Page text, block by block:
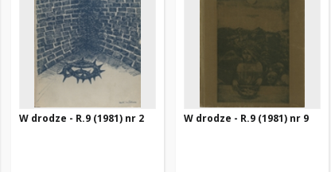
W drodze - R.9 (1981) nr 2 W drodze - R.9 (1981) nr 9